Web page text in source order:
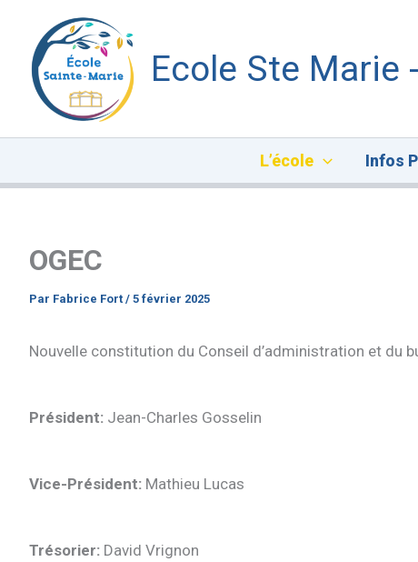
contenu
Ecole Ste Marie
L’école Infos
OGEC
Par Fabrice Fort / 5 février 2025
Nouvelle constitution du Conseil d’administration et du
Président: Jean-Charles Gosselin
Vice-Président: Mathieu Lucas
Trésorier: David Vrignon